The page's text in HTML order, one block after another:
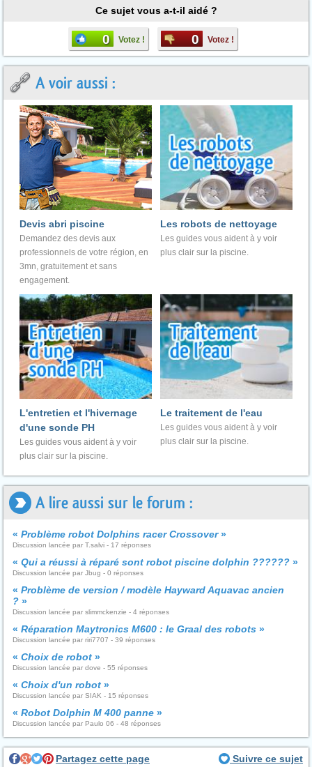
Ce sujet vous a-t-il aidé ?
0 Votez ! 0 Votez !
A voir aussi :
Devis abri piscine
Demandez des devis aux
professionnels de votre région, en
3mn, gratuitement et sans
engagement.
Les robots de nettoyage
Les guides vous aident à y voir
plus clair sur la piscine.
L'entretien et l'hivernage
d'une sonde PH
Les guides vous aident à y voir
plus clair sur la piscine.
Le traitement de l'eau
Les guides vous aident à y voir
plus clair sur la piscine.
A lire aussi sur le forum :
« Problème robot Dolphins racer Crossover»
Discussion lancée par T.salvi - 17 réponses
« Qui a réussi à réparé sont robot piscine dolphin ?????? »
Discussion lancée par Jbug - 0 réponses
« Problème de version / modèle Hayward Aquavac ancien
? »
Discussion lancée par slimmckenzie - 4 réponses
« Réparation Maytronics M600 : le Graal des robots »
Discussion lancée par riri7707 - 39 réponses
« Choix de robot »
Discussion lancée par dove - 55 réponses
« Choix d'un robot »
Discussion lancée par SIAK - 15 réponses
« Robot Dolphin M 400 panne »
Discussion lancée par Paulo 06 - 48 réponses
Partagez cette page Suivre ce sujet